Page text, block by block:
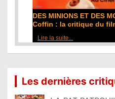
L'ODYSSÉE de
critique du film
Lire la suite...
Les dernières